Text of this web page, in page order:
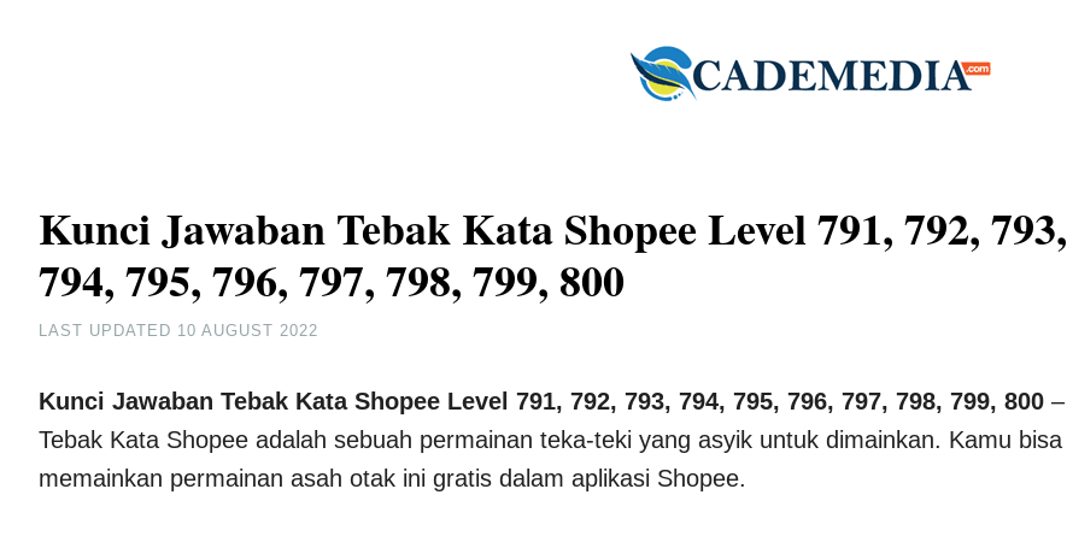
Kunci Jawaban Tebak Kata Shopee Level 791, 792, 793,
794, 795, 796, 797, 798, 799, 800
LAST UPDATED 10 AUGUST 2022
Kunci Jawaban Tebak Kata Shopee Level 791, 792, 793, 794, 795, 796, 797, 798, 799, 800 –
Tebak Kata Shopee adalah sebuah permainan teka-teki yang asyik untuk dimainkan. Kamu bisa
memainkan permainan asah otak ini gratis dalam aplikasi Shopee.